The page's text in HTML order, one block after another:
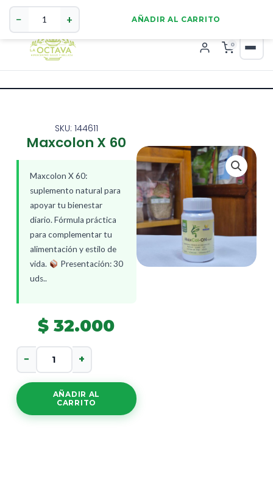
0
SKU: 144611
Maxcolon X 60
Maxcolon X 60:
suplemento natural para
apoyar tu bienestar
diario. Fórmula práctica
para complementar tu
alimentación y estilo de
vida.
Presentación: 30
uds..
$ 32.000
Maxcolon
60
cantidad
− +
AÑADIR AL
CARRITO
Maxcolon
60
cantidad
− + AÑADIR AL CARRITO